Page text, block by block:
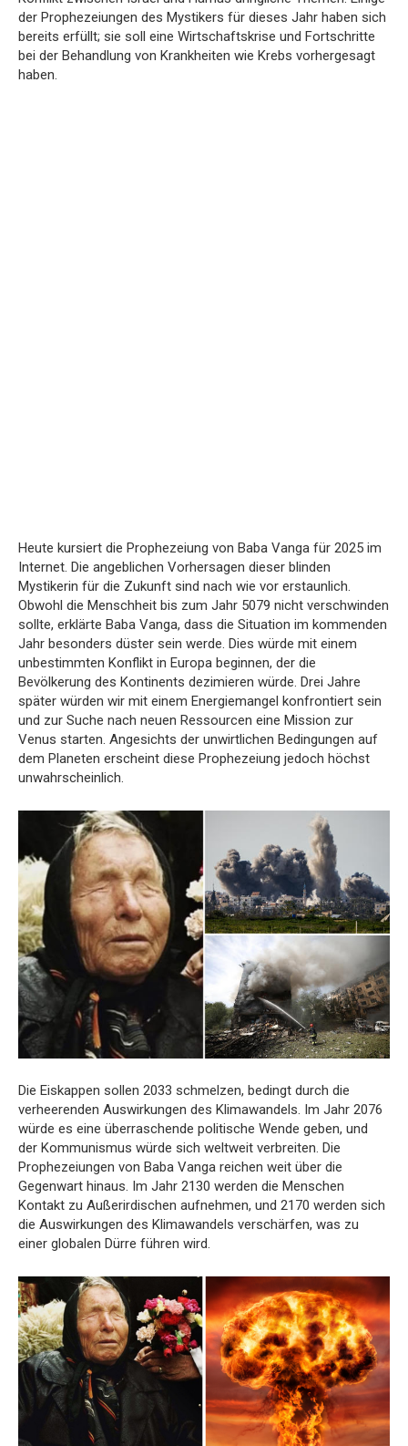
der Prophezeiungen des Mystikers für dieses Jahr haben sich
bereits erfüllt; sie soll eine Wirtschaftskrise und Fortschritte
bei der Behandlung von Krankheiten wie Krebs vorhergesagt
haben.
Heute kursiert die Prophezeiung von Baba Vanga für 2025 im
Internet. Die angeblichen Vorhersagen dieser blinden
Mystikerin für die Zukunft sind nach wie vor erstaunlich.
Obwohl die Menschheit bis zum Jahr 5079 nicht verschwinden
sollte, erklärte Baba Vanga, dass die Situation im kommenden
Jahr besonders düster sein werde. Dies würde mit einem
unbestimmten Konflikt in Europa beginnen, der die
Bevölkerung des Kontinents dezimieren würde. Drei Jahre
später würden wir mit einem Energiemangel konfrontiert sein
und zur Suche nach neuen Ressourcen eine Mission zur
Venus starten. Angesichts der unwirtlichen Bedingungen auf
dem Planeten erscheint diese Prophezeiung jedoch höchst
unwahrscheinlich.
Die Eiskappen sollen 2033 schmelzen, bedingt durch die
verheerenden Auswirkungen des Klimawandels. Im Jahr 2076
würde es eine überraschende politische Wende geben, und
der Kommunismus würde sich weltweit verbreiten. Die
Prophezeiungen von Baba Vanga reichen weit über die
Gegenwart hinaus. Im Jahr 2130 werden die Menschen
Kontakt zu Außerirdischen aufnehmen, und 2170 werden sich
die Auswirkungen des Klimawandels verschärfen, was zu
einer globalen Dürre führen wird.